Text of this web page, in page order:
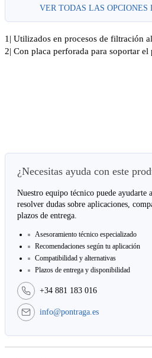
VER TODAS LAS OPCIONES
1| Utilizados en procesos de filtración
2| Con placa perforada para soportar
¿Necesitas ayuda con este
Nuestro equipo técnico puede ayudarte
resolver dudas sobre aplicaciones,
plazos de entrega.
Asesoramiento técnico especializado
Recomendaciones según tu aplicación
Compatibilidad y alternativas
Plazos de entrega y disponibilidad
+34 881 183 016
info@pontraga.es